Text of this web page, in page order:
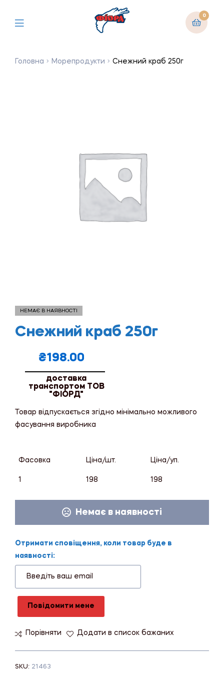
0
Головна Морепродукти Снежний краб 250г
НЕМАЄ В НАЯВНОСТІ
Снежний краб 250г
₴198.00
доставка
транспортом ТОВ
"ФІОРД"
Товар відпускається згідно мінімально можливого
фасування виробника
Фасовка Ціна/шт. Ціна/уп.
1 198 198
Немає в наявності
Отримати сповіщення, коли товар буде в
наявності:
Повідомити мене
Порівняти Додати в список бажаних
SKU: 21463